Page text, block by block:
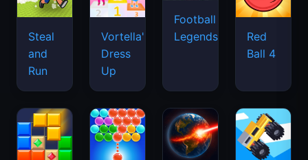
Steal
and
Run
Vortella's
Dress
Up
Football
Legends
Red
Ball 4